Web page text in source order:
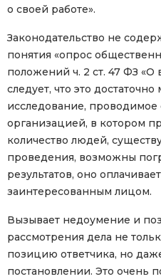
о своей работе».
Законодательство не
понятия «опрос
положений ч. 2 ст. 47 ФЗ
следует, что это
исследование,
организацией, в котором
количество людей,
проведения, возможны
результатов, оно
заинтересованным лицом.
Вызывает недоумение и
рассмотрения дела не
позицию ответчика, но
постановлении. Это очень